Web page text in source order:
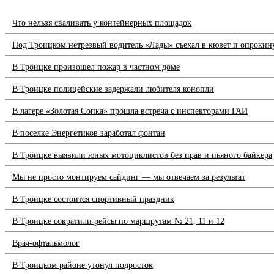
Что нельзя сваливать у контейнерных площадок
Под Троицком нетрезвый водитель «Лады» съехал в кювет и
В Троицке произошел пожар в частном доме
В Троицке полицейские задержали любителя конопли
В лагере «Золотая Сопка» прошла встреча с инспекторами ГАИ
В поселке Энергетиков заработал фонтан
В Троицке выявили юных мотоциклистов без прав и пьяного байкера
Мы не просто монтируем сайдинг — мы отвечаем за результат
В Троицке состоится спортивный праздник
В Троицке сократили рейсы по маршрутам № 21, 11 и 12
Врач-офтальмолог
В Троицком районе утонул подросток